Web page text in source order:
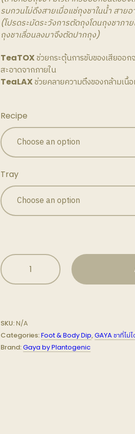
฿
รบกวนไม่ดึงสายเมื่อแช่ถุงชาในน้ำ สายอ
(โปรดระมัดระวังการตัดถุงโดนถุงชาภาย
ถุงชาเลื่อนลงมาจึงตัดปากถุง)
TeaTOXช่วยกระตุ้นการขับของเสียออก
สะอาดจากภายใน
TeaLAXช่วยคลายความตึงของกล้ามเนื้
Recipe
Tray
Foot
&
Body
แช่
เท้า
และ
SKU:N/A
Categories:Foot & Body Dip,GAYA ชาที่ไม่
Brand:Gaya by Plantogenic